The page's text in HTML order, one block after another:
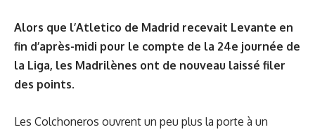
Alors que l’Atletico de Madrid recevait Levante en
fin d’après-midi pour le compte de la 24e journée de
la Liga, les Madrilènes ont de nouveau laissé filer
des points.
Les Colchoneros ouvrent un peu plus la porte à un